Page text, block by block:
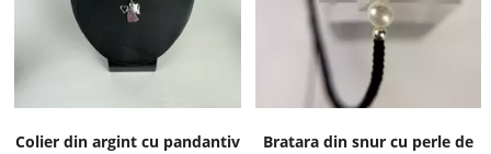
Colier din argint cu pandantiv
Bratara din snur cu perle de